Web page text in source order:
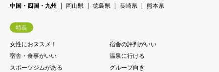
中国・四国・九州
岡山県 徳島県 長崎県 熊本県
特長
女性におススメ！
宿舎の評判がいい
宿舎・食事がいい
温泉に行ける
スポーツジムがある
グループ向き